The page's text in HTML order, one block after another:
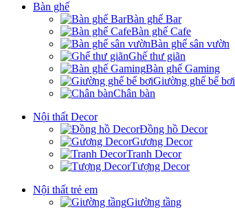
Bàn ghế
Bàn ghế Bar
Bàn ghế Cafe
Bàn ghế sân vườn
Ghế thư giãn
Bàn ghế Gaming
Giường ghế bể bơi
Chân bàn
Nội thất Decor
Đồng hồ Decor
Gương Decor
Tranh Decor
Tượng Decor
Nội thất trẻ em
Giường tầng